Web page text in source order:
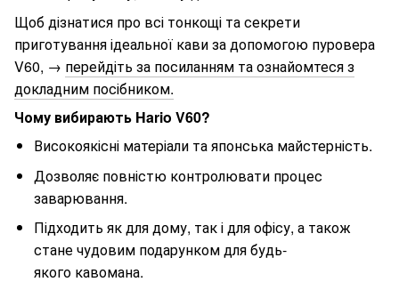
Щоб дізнатися про всі тонкощі та секрети
приготування ідеальної кави за допомогою пуровера
V60, → перейдіть за посиланням та ознайомтеся з
докладним посібником.
Чому вибирають Hario V60?
Високоякісні матеріали та японська майстерність.
Дозволяє повністю контролювати процес
заварювання.
Підходить як для дому, так і для офісу, а також
стане чудовим подарунком для будь-
якого кавомана.